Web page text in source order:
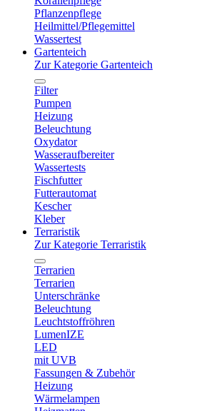
Pflanzenpflege
Heilmittel/Pflegemittel
Wassertest
Gartenteich
Zur Kategorie Gartenteich
Filter
Pumpen
Heizung
Beleuchtung
Oxydator
Wasseraufbereiter
Wassertests
Fischfutter
Futterautomat
Kescher
Kleber
Terraristik
Zur Kategorie Terraristik
Terrarien
Terrarien
Unterschränke
Beleuchtung
Leuchtstoffröhren
LumenIZE
LED
mit UVB
Fassungen & Zubehör
Heizung
Wärmelampen